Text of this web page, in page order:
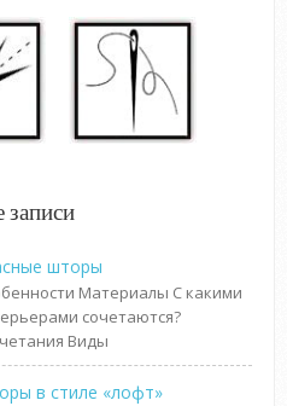
записи
шторы
Материалы С какими
сочетаются?
Виды
в стиле «лофт»